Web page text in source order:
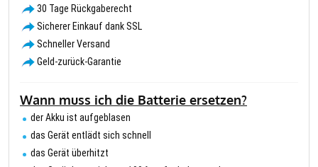
30 Tage Rückgaberecht
Sicherer Einkauf dank SSL
Schneller Versand
Geld-zurück-Garantie
Wann muss ich die Batterie ersetzen?
der Akku ist aufgeblasen
das Gerät entlädt sich schnell
das Gerät überhitzt